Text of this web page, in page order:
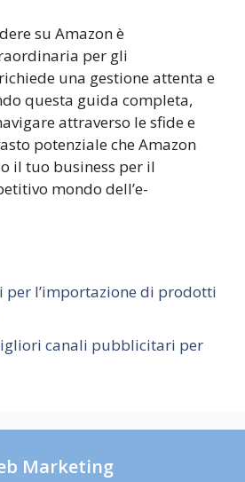
su Amazon è
per gli
una gestione attenta e
questa guida completa,
attraverso le sfide e
potenziale che Amazon
il tuo business per il
mondo dell’e-
per l’importazione di prodotti
canali pubblicitari per
Marketing